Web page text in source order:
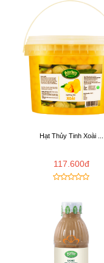
Hạt Thủy Tinh Xoài ...
117.600đ